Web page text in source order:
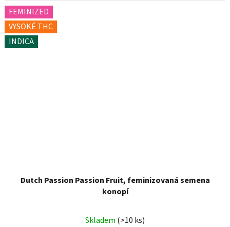
FEMINIZED
VYSOKÉ THC
INDICA
Dutch Passion Passion Fruit, feminizovaná semena
konopí
Skladem (>10 ks)